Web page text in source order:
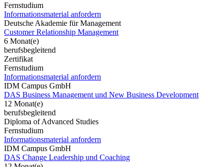
Fernstudium
Informationsmaterial anfordern
Deutsche Akademie für Management
Customer Relationship Management
6 Monat(e)
berufsbegleitend
Zertifikat
Fernstudium
Informationsmaterial anfordern
IDM Campus GmbH
DAS Business Management und New Business Development
12 Monat(e)
berufsbegleitend
Diploma of Advanced Studies
Fernstudium
Informationsmaterial anfordern
IDM Campus GmbH
DAS Change Leadership und Coaching